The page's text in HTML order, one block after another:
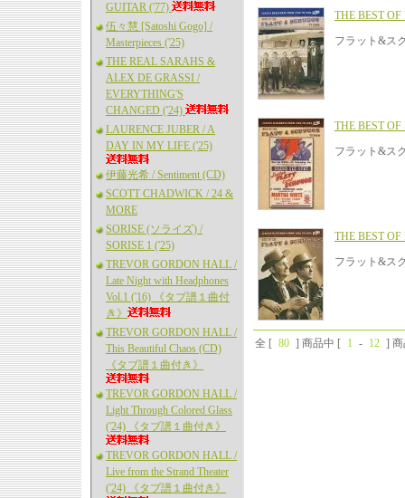
GUITAR ('77)
伍々慧 [Satoshi Gogo] /
Masterpieces ('25)
THE REAL SARAHS &
ALEX DE GRASSI /
EVERYTHING'S
CHANGED ('24)
LAURENCE JUBER / A
DAY IN MY LIFE ('25)
伊藤光希 / Sentiment (CD)
SCOTT CHADWICK / 24 &
MORE
SORISE (ソライズ) /
SORISE 1 ('25)
TREVOR GORDON HALL /
Late Night with Headphones
Vol.1 ('16) 《タブ譜１曲付
き》
TREVOR GORDON HALL /
This Beautiful Chaos (CD)
《タブ譜１曲付き》
TREVOR GORDON HALL /
Light Through Colored Glass
('24) 《タブ譜１曲付き》
TREVOR GORDON HALL /
Live from the Strand Theater
('24) 《タブ譜１曲付き》
THE BEST
フラット&ス
THE BEST
フラット&ス
THE BEST
フラット&ス
全 [ 80 ] 商品中 [ 1 - 12 ] 商